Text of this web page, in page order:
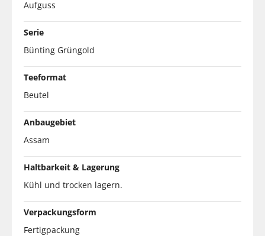
Aufguss
Serie
Bünting Grüngold
Teeformat
Beutel
Anbaugebiet
Assam
Haltbarkeit & Lagerung
Kühl und trocken lagern.
Verpackungsform
Fertigpackung